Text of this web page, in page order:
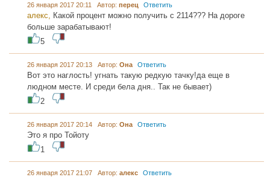
26 января 2017 20:11 Автор: перец Ответить
алекс, Какой процент можно получить с 2114??? На дороге
больше зарабатывают!
5
26 января 2017 20:13 Автор: Она Ответить
Вот это наглость! угнать такую редкую тачку!да еще в
людном месте. И среди бела дня.. Так не бывает)
2
26 января 2017 20:14 Автор: Она Ответить
Это я про Тойоту
1
26 января 2017 21:07 Автор: алекс Ответить